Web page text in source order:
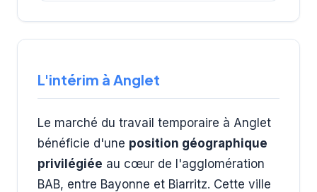
L'intérim à Anglet
Le marché du travail temporaire à Anglet
bénéficie d'une position géographique
privilégiée au cœur de l'agglomération
BAB, entre Bayonne et Biarritz. Cette ville